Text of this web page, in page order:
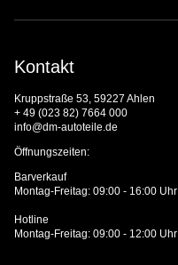
Kontakt
Kruppstraße 53, 59227 Ahlen
+ 49 (023 82) 7664 000
info@dm-autoteile.de
Öffnungszeiten:
Barverkauf
Montag-Freitag: 09:00 - 16:00 Uhr
Hotline
Montag-Freitag: 09:00 - 12:00 Uhr